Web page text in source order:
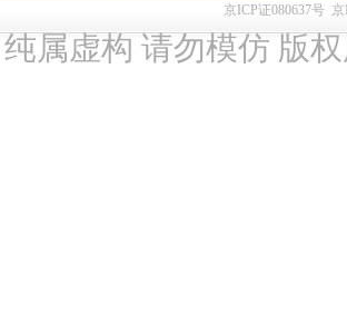
京ICP证080637号
纯属虚构 请勿模仿 版